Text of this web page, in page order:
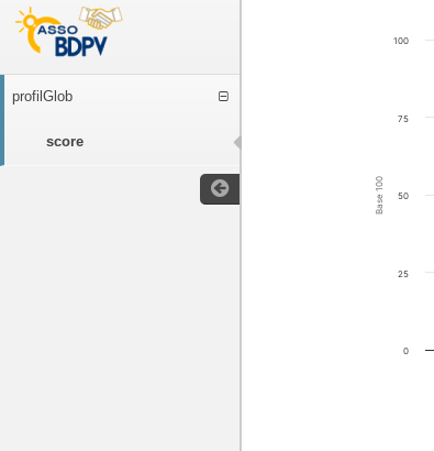
profilGlob
score
Base 100
0
25
50
75
100